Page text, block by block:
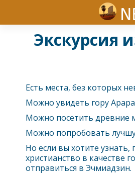
Экскурсия
Есть места, без которых
Можно увидеть гору
Можно посетить древние
Можно попробовать
Но если вы хотите
христианство в качестве
отправиться в Эчмиадзин.